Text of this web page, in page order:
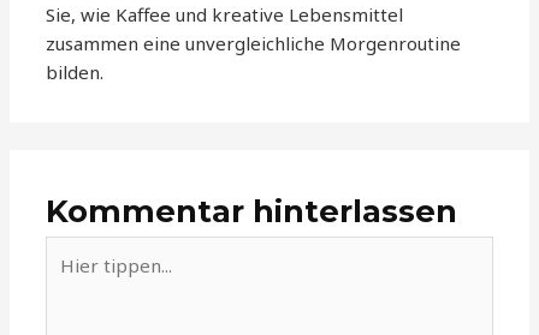
Sie, wie Kaffee und kreative Lebensmittel
zusammen eine unvergleichliche Morgenroutine
bilden.
Kommentar hinterlassen
tippen...